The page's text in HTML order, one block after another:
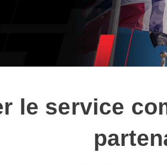
le service